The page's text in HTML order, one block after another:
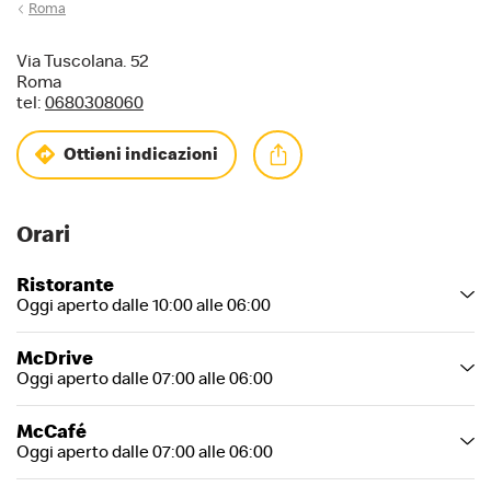
Roma
Via Tuscolana. 52
Roma
tel: 0680308060
Ottieni indicazioni
Orari
Ristorante
Oggi aperto dalle 10:00 alle 06:00
McDrive
Oggi aperto dalle 07:00 alle 06:00
McCafé
Oggi aperto dalle 07:00 alle 06:00